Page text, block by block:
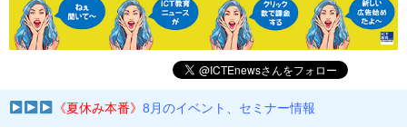
《夏休み本番》8月のイベント、セミナー情報